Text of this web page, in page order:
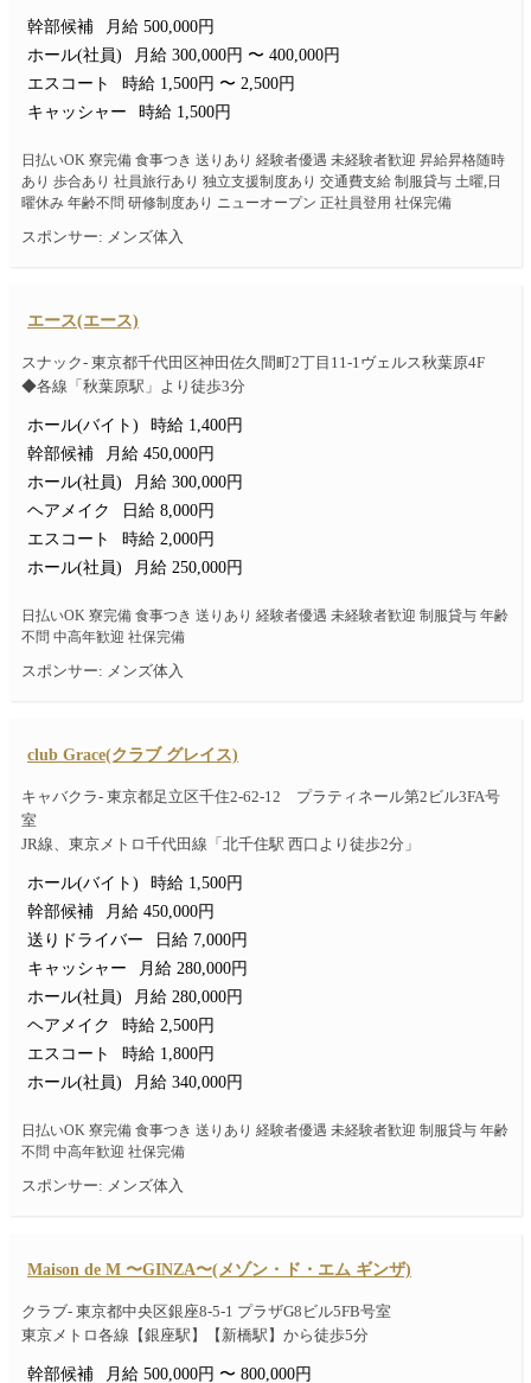
幹部候補
月給 500,000円
ホール(社員)
月給 300,000円 〜 400,000円
エスコート
時給 1,500円 〜 2,500円
キャッシャー
時給 1,500円
日払いOK 寮完備 食事つき 送りあり 経験者優遇 未経験者歓迎 昇給昇格随時
あり 歩合あり 社員旅行あり 独立支援制度あり 交通費支給 制服貸与 土曜,日
曜休み 年齢不問 研修制度あり ニューオープン 正社員登用 社保完備
スポンサー: メンズ体入
エース(エース)
スナック- 東京都千代田区神田佐久間町2丁目11-1ヴェルス秋葉原4F
◆各線「秋葉原駅」より徒歩3分
ホール(バイト)
時給 1,400円
幹部候補
月給 450,000円
ホール(社員)
月給 300,000円
ヘアメイク
日給 8,000円
エスコート
時給 2,000円
ホール(社員)
月給 250,000円
日払いOK 寮完備 食事つき 送りあり 経験者優遇 未経験者歓迎 制服貸与 年齢
不問 中高年歓迎 社保完備
スポンサー: メンズ体入
club Grace(クラブ グレイス)
キャバクラ- 東京都足立区千住2-62-12 プラティネール第2ビル3FA号
室
JR線、東京メトロ千代田線「北千住駅 西口より徒歩2分」
ホール(バイト)
時給 1,500円
幹部候補
月給 450,000円
送りドライバー
日給 7,000円
キャッシャー
月給 280,000円
ホール(社員)
月給 280,000円
ヘアメイク
時給 2,500円
エスコート
時給 1,800円
ホール(社員)
月給 340,000円
日払いOK 寮完備 食事つき 送りあり 経験者優遇 未経験者歓迎 制服貸与 年齢
不問 中高年歓迎 社保完備
スポンサー: メンズ体入
Maison de M 〜GINZA〜(メゾン・ド・エム ギンザ)
クラブ- 東京都中央区銀座8-5-1 プラザG8ビル5FB号室
東京メトロ各線【銀座駅】【新橋駅】から徒歩5分
幹部候補
月給 500,000円 〜 800,000円